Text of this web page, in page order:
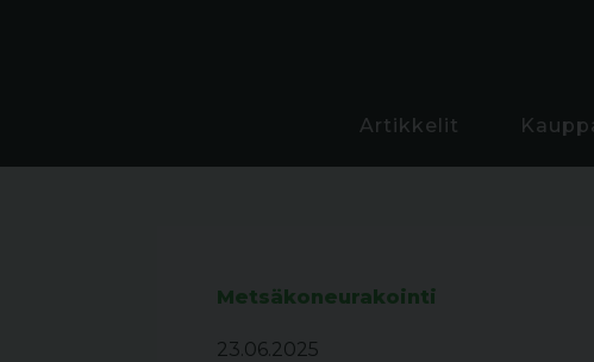
Artikkelit
Metsäkoneurakointi
23.06.2025